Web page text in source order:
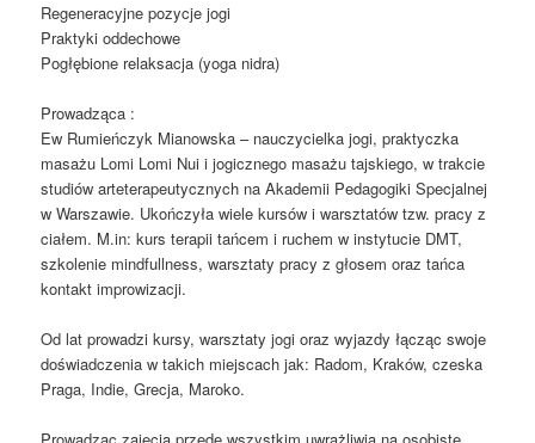
Regeneracyjne pozycje jogi
Praktyki oddechowe
Pogłębione relaksacja (yoga nidra)
Prowadząca :
Ew Rumieńczyk Mianowska – nauczycielka jogi, praktyczka
masażu Lomi Lomi Nui i jogicznego masażu tajskiego, w trakcie
studiów arteterapeutycznych na Akademii Pedagogiki Specjalnej
w Warszawie. Ukończyła wiele kursów i warsztatów tzw. pracy z
ciałem. M.in: kurs terapii tańcem i ruchem w instytucie DMT,
szkolenie mindfullness, warsztaty pracy z głosem oraz tańca
kontakt improwizacji.
Od lat prowadzi kursy, warsztaty jogi oraz wyjazdy łącząc swoje
doświadczenia w takich miejscach jak: Radom, Kraków, czeska
Praga, Indie, Grecja, Maroko.